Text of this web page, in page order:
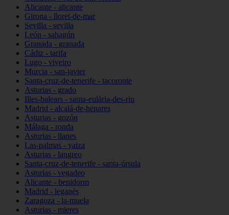
Alicante - alicante
Girona - lloret-de-mar
Sevilla - sevilla
León - sahagún
Granada - granada
Cádiz - tarifa
Lugo - viveiro
Murcia - san-javier
Santa-cruz-de-tenerife - tacoronte
Asturias - grado
Illes-balears - santa-eulària-des-riu
Madrid - alcalá-de-henares
Asturias - gozón
Málaga - ronda
Asturias - llanes
Las-palmas - yaiza
Asturias - langreo
Santa-cruz-de-tenerife - santa-úrsula
Asturias - vegadeo
Alicante - benidorm
Madrid - leganés
Zaragoza - la-muela
Asturias - mieres